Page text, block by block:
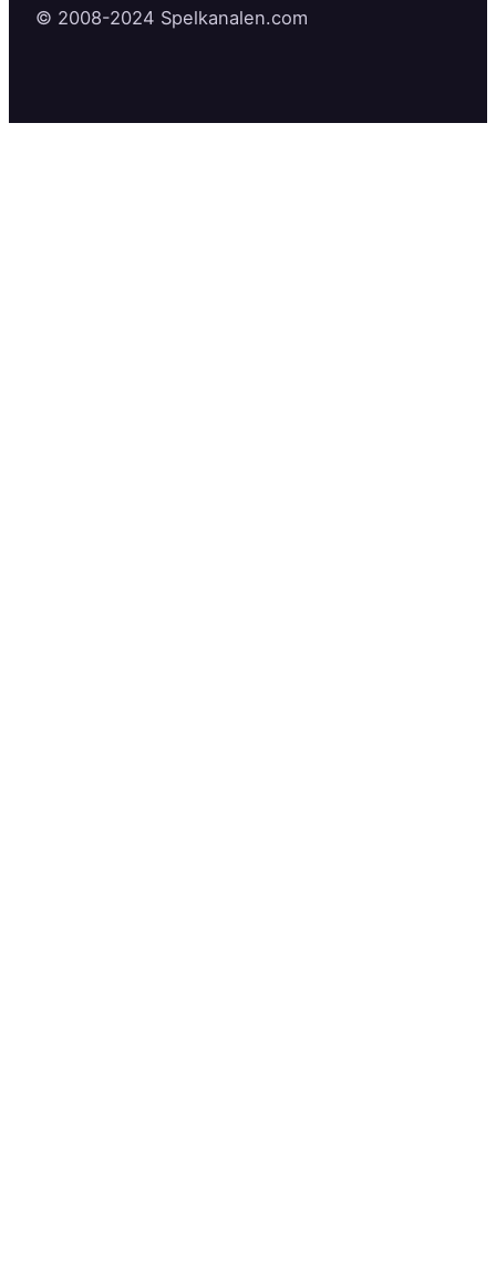
© 2008-2024 Spelkanalen.com